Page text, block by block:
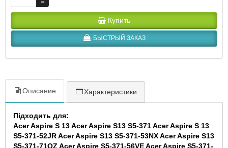
Купить
БЫСТРЫЙ ЗАКАЗ
Описание Характеристики
Підходить для:
Acer Aspire S 13 Acer Aspire S13 S5-371 Acer Aspire S 13
S5-371-52JR Acer Aspire S13 S5-371-53NX Acer Aspire S13
S5-371-71QZ Acer Aspire S5-371-56VE Acer Aspire S5-371-